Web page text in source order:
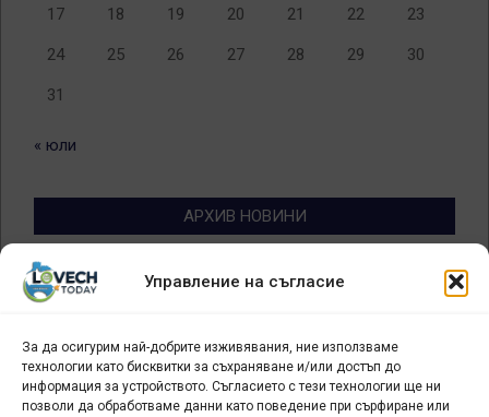
Управление на съгласие
За да осигурим най-добрите изживявания, ние използваме
технологии като бисквитки за съхраняване и/или достъп до
информация за устройството. Съгласието с тези технологии ще ни
позволи да обработваме данни като поведение при сърфиране или
17 18 19 20 21 22 23
24 25 26 27 28 29 30
31
« юли
АРХИВ НОВИНИ
Архив
новини
БИЗНЕС
Арт галерия "Мостове" – магазин за изкуство